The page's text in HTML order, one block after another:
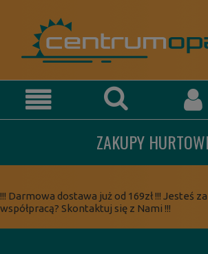
ZAKUPY
!!! Darmowa dostawa już od 169zł !!! Jesteś
współpracą? Skontaktuj się z Nami !!!